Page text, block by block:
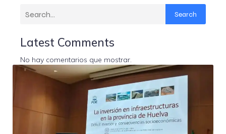
Search
Latest Comments
No hay comentarios que mostrar.